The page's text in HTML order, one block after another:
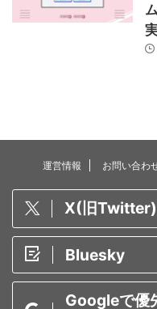
運営情報 お問い合わ
X(旧Twitter)
Bluesky
Googleで優